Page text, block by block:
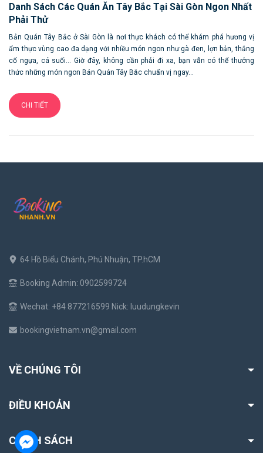
Danh Sách Các Quán Ăn Tây Bắc Tại Sài Gòn Ngon Nhất
Phải Thử
Bản Quán Tây Bắc ở Sài Gòn là nơi thực khách có thể khám phá hương vị
ẩm thực vùng cao đa dạng với nhiều món ngon như gà đen, lợn bản, thắng
cố ngựa, cá suối… Giờ đây, không cần phải đi xa, bạn vẫn có thể thưởng
thức những món ngon Bản Quán Tây Bắc chuẩn vị ngay...
CHI TIẾT
64 Hồ Biểu Chánh, Phú Nhuận, TP.hCM
Booking Admin: 0902599724
Wechat: +84 877216599 Nick: luudungkevin
bookingvietnam.vn@gmail.com
VỀ CHÚNG TÔI
ĐIỀU KHOẢN
CHÍNH SÁCH